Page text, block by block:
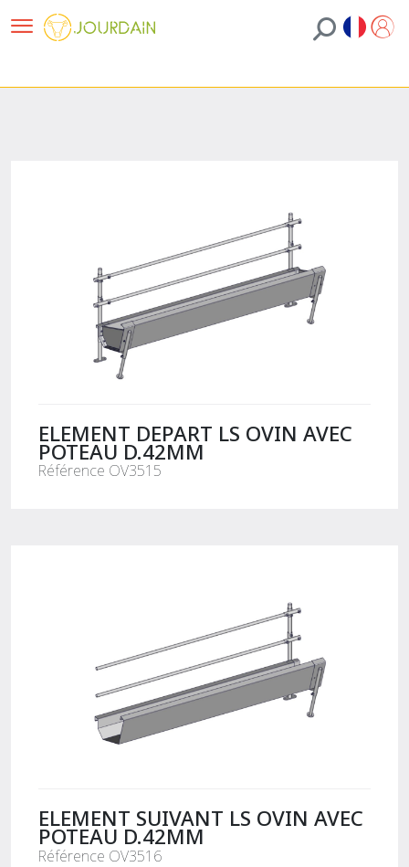
ELEMENT DEPART LS OVIN AVEC
POTEAU D.42MM
Référence OV3515
ELEMENT SUIVANT LS OVIN AVEC
POTEAU D.42MM
Référence OV3516